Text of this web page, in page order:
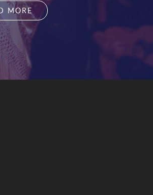
MORE